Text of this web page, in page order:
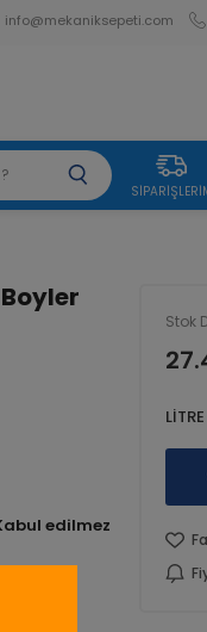
info@mekaniksepeti.com
Boyler
Stok
LİTRE